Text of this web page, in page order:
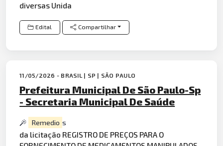
diversas Unida
Edital Compartilhar
11/05/2026 - BRASIL | SP | SÃO PAULO
Prefeitura Municipal De São Paulo-Sp
- Secretaria Municipal De Saúde
Remedio s
da licitação REGISTRO DE PREÇOS PARA O